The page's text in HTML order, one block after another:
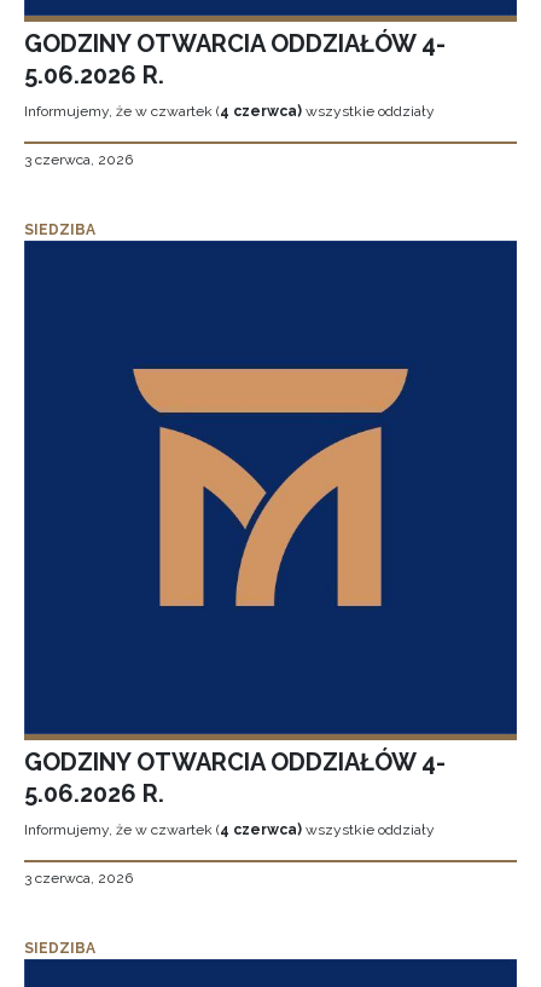
GODZINY OTWARCIA ODDZIAŁÓW 4-
5.06.2026 R.
Informujemy, że w czwartek (4 czerwca) wszystkie oddziały
3 czerwca, 2026
SIEDZIBA
GODZINY OTWARCIA ODDZIAŁÓW 4-
5.06.2026 R.
Informujemy, że w czwartek (4 czerwca) wszystkie oddziały
3 czerwca, 2026
SIEDZIBA